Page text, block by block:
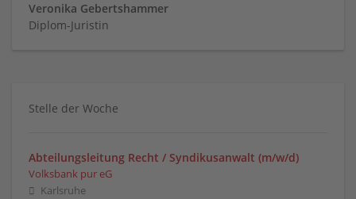
Veronika Gebertshammer
Diplom-Juristin
Stelle der Woche
Abteilungsleitung Recht / Syndikusanwalt (m/w/d)
Volksbank pur eG
Karlsruhe